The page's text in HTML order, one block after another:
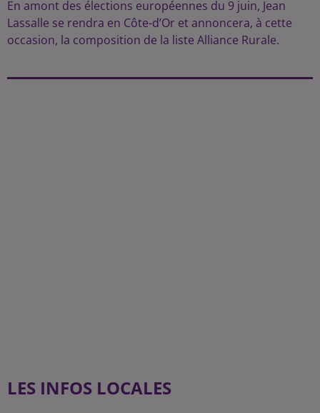
En amont des élections européennes du 9 juin, Jean
Lassalle se rendra en Côte-d’Or et annoncera, à cette
occasion, la composition de la liste Alliance Rurale.
LES INFOS LOCALES